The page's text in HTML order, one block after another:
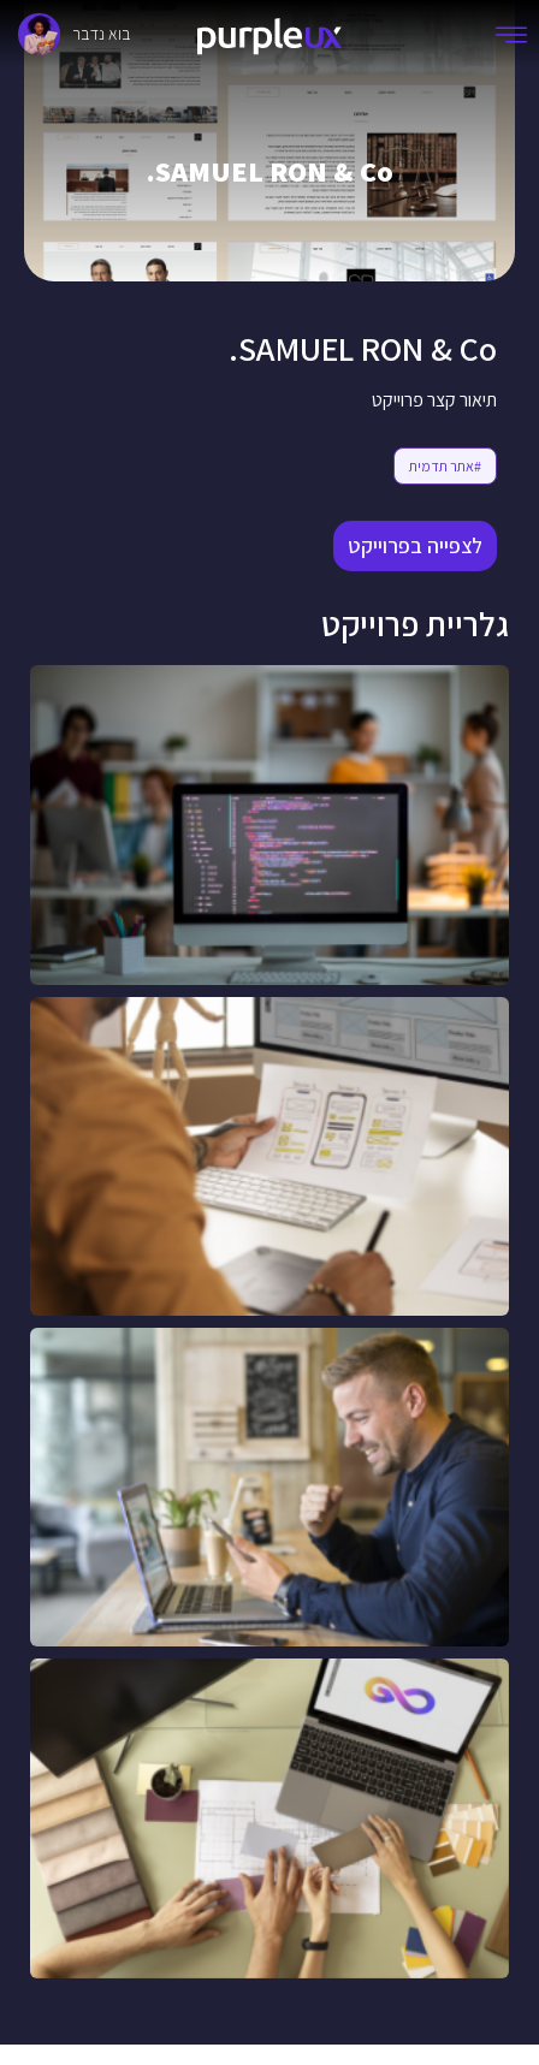
בוא נדבר
SAMUEL RON & Co.
SAMUEL RON & Co.
תיאור קצר פרוייקט
#אתר תדמית
לצפייה בפרוייקט
גלריית פרוייקט